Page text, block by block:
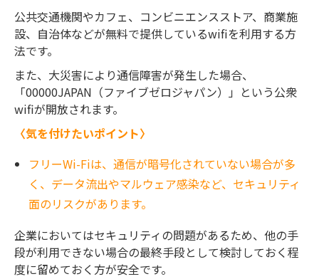
公共交通機関やカフェ、コンビニエンスストア、商業施
設、自治体などが無料で提供しているwifiを利用する方
法です。
また、大災害により通信障害が発生した場合、
「00000JAPAN（ファイブゼロジャパン）」という公衆
wifiが開放されます。
〈気を付けたいポイント〉
フリーWi-Fiは、通信が暗号化されていない場合が多
く、データ流出やマルウェア感染など、セキュリティ
面のリスクがあります。
企業においてはセキュリティの問題があるため、他の手
段が利用できない場合の最終手段として検討しておく程
度に留めておく方が安全です。